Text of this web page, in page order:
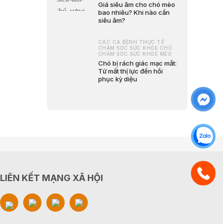
Giá siêu âm cho chó mèo
bao nhiêu? Khi nào cần
siêu âm?
CÁC CA BỆNH THỰC TẾ
CHĂM SÓC SỨC KHỎE CHÓ
CHĂM SÓC SỨC KHỎE MÈO
Chó bị rách giác mạc mắt:
Từ mất thị lực đến hồi
phục kỳ diệu
LIÊN KẾT MẠNG XÃ HỘI